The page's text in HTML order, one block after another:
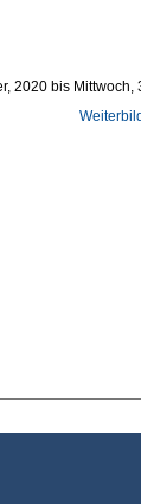
2020bis Mittwoch,